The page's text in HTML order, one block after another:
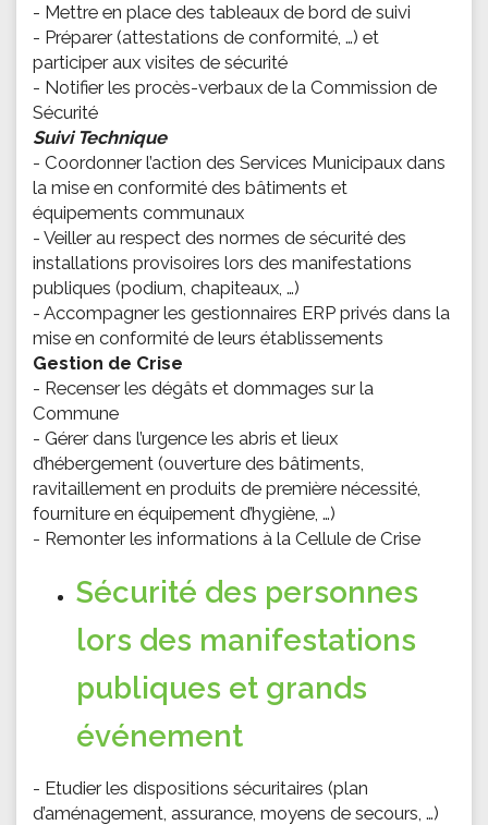
- Mettre en place des tableaux de bord de suivi
- Préparer (attestations de conformité, …) et
participer aux visites de sécurité
- Notifier les procès-verbaux de la Commission de
Sécurité
Suivi Technique
- Coordonner l’action des Services Municipaux dans
la mise en conformité des bâtiments et
équipements communaux
- Veiller au respect des normes de sécurité des
installations provisoires lors des manifestations
publiques (podium, chapiteaux, …)
- Accompagner les gestionnaires ERP privés dans la
mise en conformité de leurs établissements
Gestion de Crise
- Recenser les dégâts et dommages sur la
Commune
- Gérer dans l’urgence les abris et lieux
d’hébergement (ouverture des bâtiments,
ravitaillement en produits de première nécessité,
fourniture en équipement d’hygiène, …)
- Remonter les informations à la Cellule de Crise
Sécurité des personnes
lors des manifestations
publiques et grands
événement
- Etudier les dispositions sécuritaires (plan
d’aménagement, assurance, moyens de secours, …)